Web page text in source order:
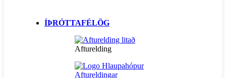
ÍÞRÓTTAFÉLÖG
Afturelding